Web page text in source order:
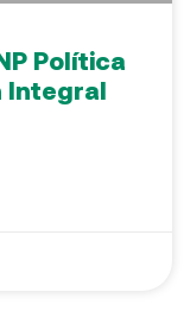
Política
Integral